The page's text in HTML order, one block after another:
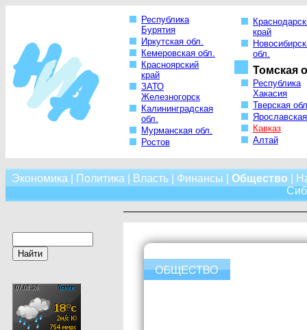
Республика
Бурятия
Иркутская обл.
Кемеровская обл.
Красноярский
край
ЗАТО
Железногорск
Калининградская
обл.
Мурманская обл.
Ростов
край
обл.
Томская
Республика
Хакасия
Тверская
Кавказ
Алтай
Экономика Политика Власть| Финансы Общество